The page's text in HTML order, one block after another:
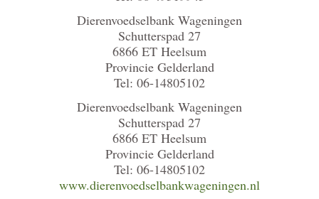
Dierenvoedselbank Wageningen
Schutterspad 27
6866 ET Heelsum
Provincie Gelderland
Tel: 06-14805102
Dierenvoedselbank Wageningen
Schutterspad 27
6866 ET Heelsum
Provincie Gelderland
Tel: 06-14805102
www.dierenvoedselbankwageningen.nl